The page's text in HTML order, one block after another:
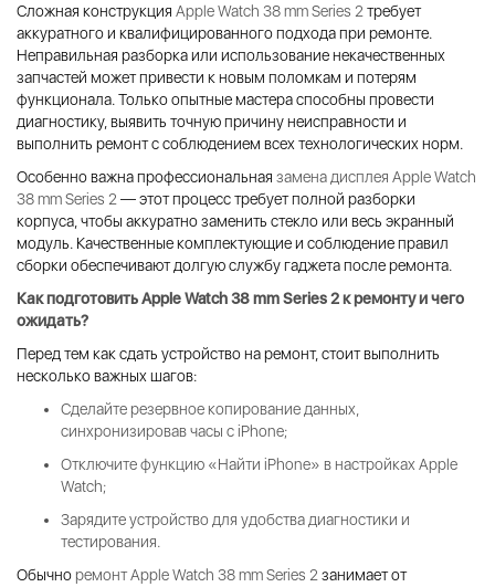
Сложная конструкция Apple Watch 38 mm Series 2 требует
аккуратного и квалифицированного подхода при ремонте.
Неправильная разборка или использование некачественных
запчастей может привести к новым поломкам и потерям
функционала. Только опытные мастера способны провести
диагностику, выявить точную причину неисправности и
выполнить ремонт с соблюдением всех технологических норм.
Особенно важна профессиональная замена дисплея Apple Watch
38 mm Series 2 — этот процесс требует полной разборки
корпуса, чтобы аккуратно заменить стекло или весь экранный
модуль. Качественные комплектующие и соблюдение правил
сборки обеспечивают долгую службу гаджета после ремонта.
Как подготовить Apple Watch 38 mm Series 2 к ремонту и чего
ожидать?
Перед тем как сдать устройство на ремонт, стоит выполнить
несколько важных шагов:
Сделайте резервное копирование данных,
синхронизировав часы с iPhone;
Отключите функцию «Найти iPhone» в настройках Apple
Watch;
Зарядите устройство для удобства диагностики и
тестирования.
Обычно ремонт Apple Watch 38 mm Series 2 занимает от